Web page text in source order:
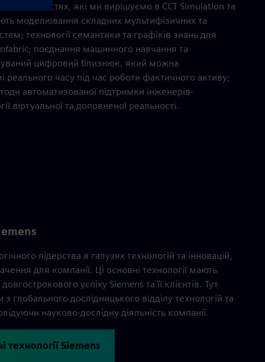
в областях, які ми вирішуємо в CCT Simulation та
моделювання складних мультифізичних та
технології семантики та графіків знань для
поєднання машинного навчання та
цифровий близнюк, який можна
реального часу під час роботи фактичного активу;
автоматизованої підтримки інженерів-
віртуальної та доповненої реальності.
лідерства в галузях технологій та інновацій,
для компанії. Ці основні технології мають
успіху Siemens та її клієнтів. Тут
глобального дослідницького відділу технологій та
науково-дослідну діяльність компанії.
технології Siemens